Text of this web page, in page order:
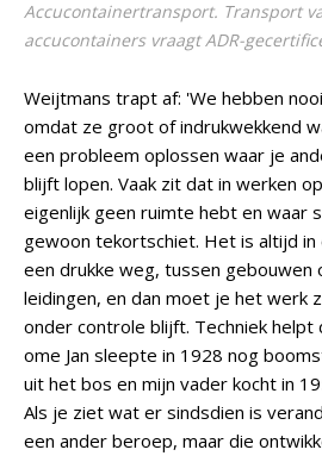
Accucontainertransport. Transport
accucontainers vraagt ADR-
Weijtmans trapt af: 'We hebben
omdat ze groot of indrukwekkend
een probleem oplossen waar je
blijft lopen. Vaak zit dat in werken
eigenlijk geen ruimte hebt en waar
gewoon tekortschiet. Het is altijd in
een drukke weg, tussen gebouwen
leidingen, en dan moet je het werk
onder controle blijft. Techniek helpt
ome Jan sleepte in 1928 nog
uit het bos en mijn vader kocht in
Als je ziet wat er sindsdien is
een ander beroep, maar die